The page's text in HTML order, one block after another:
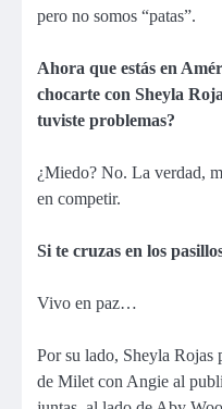
pero no somos “patas”.
Ahora que estás en
chocarte con Sheyla
tuviste problemas?
¿Miedo? No. La verdad,
en competir.
Si te cruzas en los
Vivo en paz…
Por su lado, Sheyla Rojas
de Milet con Angie al